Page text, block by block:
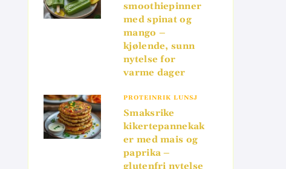
smoothiepinner
med spinat og
mango –
kjølende, sunn
nytelse for
varme dager
PROTEINRIK LUNSJ
Smaksrike
kikertepannekak
er med mais og
paprika –
glutenfri nytelse